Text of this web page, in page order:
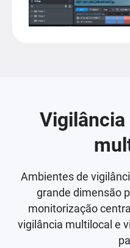
Vigilância
Ambientes de
grande dimensão
monitorização
vigilância multilocal e